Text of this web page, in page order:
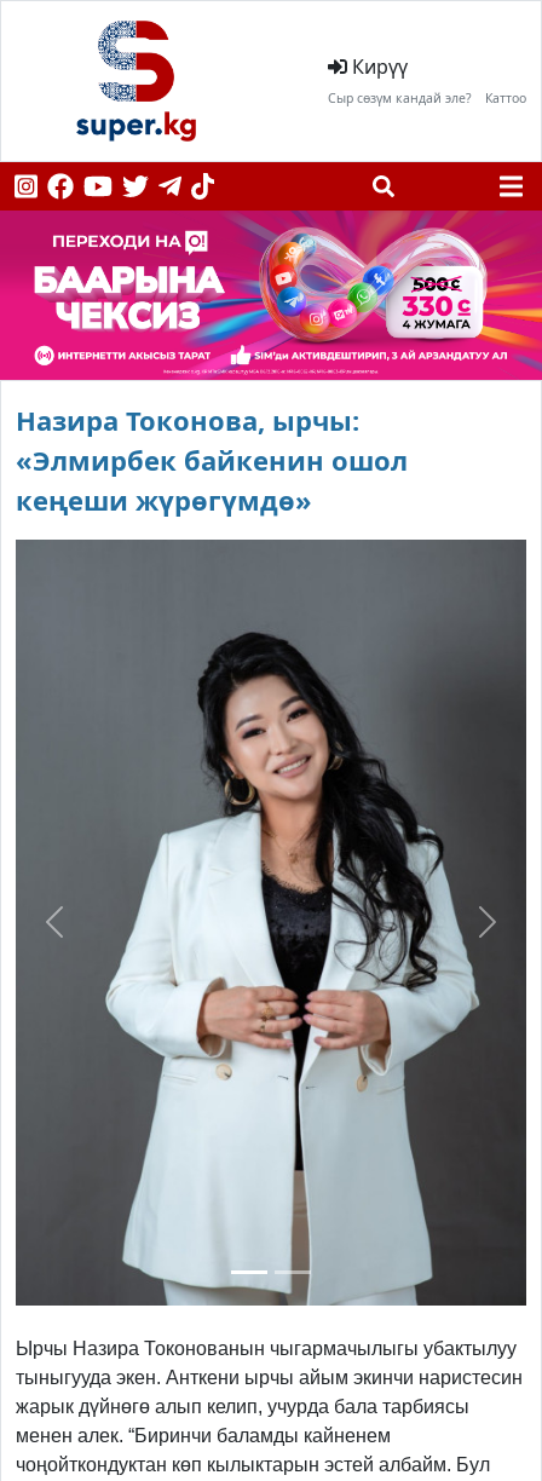
Кирүү
Сыр сөзүм кандай эле? Каттоо
Назира Токонова, ырчы:
«Элмирбек байкенин ошол
кеңеши жүрөгүмдө»
Previous Next
Ырчы Назира Токонованын чыгармачылыгы убактылуу
тыныгууда экен. Анткени ырчы айым экинчи наристесин
жарык дүйнөгө алып келип, учурда бала тарбиясы
менен алек. “Биринчи баламды кайненем
чоңойткондуктан көп кылыктарын эстей албайм. Бул